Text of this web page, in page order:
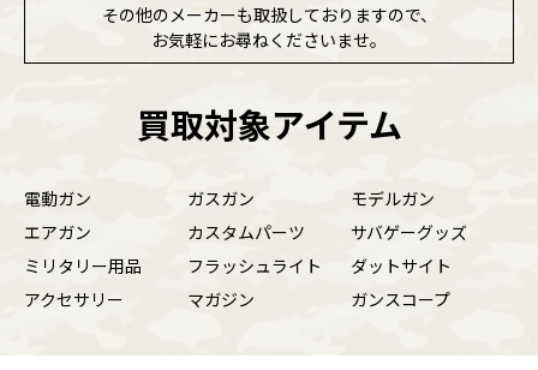
その他のメーカーも取扱しておりますので、
お気軽にお尋ねくださいませ。
買取対象アイテム
電動ガン ガスガン
モデルガン
エアガン
カスタムパーツ
サバゲーグッズ
ミリタリー用品
フラッシュライト
ダットサイト
アクセサリー
マガジン ガンスコープ